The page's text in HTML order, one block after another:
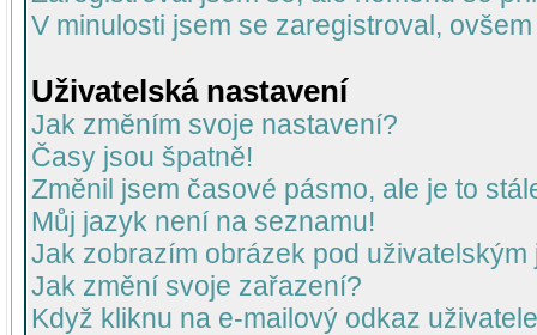
V minulosti jsem se zaregistroval,
Uživatelská nastavení
Jak změním svoje nastavení?
Časy jsou špatně!
Změnil jsem časové pásmo, ale je to
Můj jazyk není na seznamu!
Jak zobrazím obrázek pod uživatelským
Jak změní svoje zařazení?
Když kliknu na e-mailový odkaz